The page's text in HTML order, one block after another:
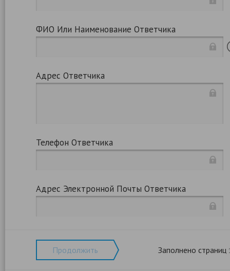
ФИО Или Наименование Ответчика
Адрес Ответчика
Телефон Ответчика
Адрес Электронной Почты Ответчика
Продолжить Заполнено страниц